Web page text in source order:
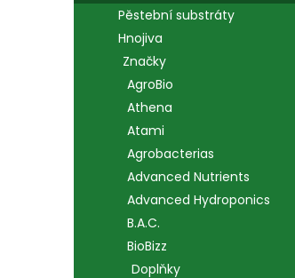
Pěstební substráty
Hnojiva
Značky
AgroBio
Athena
Atami
Agrobacterias
Advanced Nutrients
Advanced Hydroponics
B.A.C.
BioBizz
Doplňky